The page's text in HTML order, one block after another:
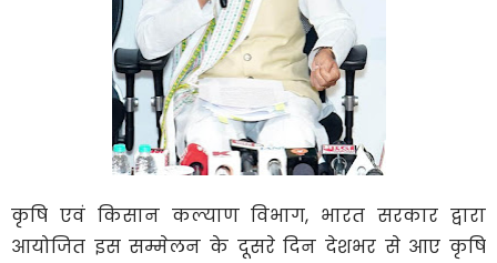
कृषि एवं किसान कल्याण विभाग, भारत सरकार द्वारा
आयोजित इस सम्मेलन के दूसरे दिन देशभर से आए कृषि